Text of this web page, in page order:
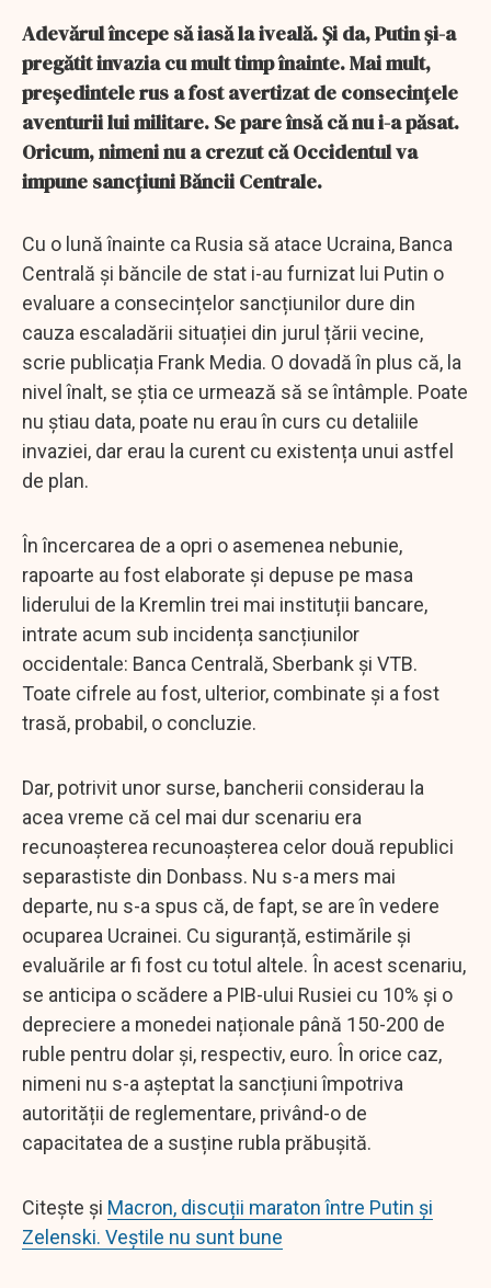
Adevărul începe să iasă la iveală. Și da, Putin și-a
pregătit invazia cu mult timp înainte. Mai mult,
președintele rus a fost avertizat de consecințele
aventurii lui militare. Se pare însă că nu i-a păsat.
Oricum, nimeni nu a crezut că Occidentul va
impune sancțiuni Băncii Centrale.
Cu o lună înainte ca Rusia să atace Ucraina, Banca
Centrală și băncile de stat i-au furnizat lui Putin o
evaluare a consecințelor sancțiunilor dure din
cauza escaladării situației din jurul țării vecine,
scrie publicația Frank Media. O dovadă în plus că, la
nivel înalt, se știa ce urmează să se întâmple. Poate
nu știau data, poate nu erau în curs cu detaliile
invaziei, dar erau la curent cu existența unui astfel
de plan.
În încercarea de a opri o asemenea nebunie,
rapoarte au fost elaborate și depuse pe masa
liderului de la Kremlin trei mai instituții bancare,
intrate acum sub incidența sancțiunilor
occidentale: Banca Centrală, Sberbank și VTB.
Toate cifrele au fost, ulterior, combinate și a fost
trasă, probabil, o concluzie.
Dar, potrivit unor surse, bancherii considerau la
acea vreme că cel mai dur scenariu era
recunoașterea recunoașterea celor două republici
separastiste din Donbass. Nu s-a mers mai
departe, nu s-a spus că, de fapt, se are în vedere
ocuparea Ucrainei. Cu siguranță, estimările și
evaluările ar fi fost cu totul altele. În acest scenariu,
se anticipa o scădere a PIB-ului Rusiei cu 10% și o
depreciere a monedei naționale până 150-200 de
ruble pentru dolar și, respectiv, euro. În orice caz,
nimeni nu s-a așteptat la sancțiuni împotriva
autorității de reglementare, privând-o de
capacitatea de a susține rubla prăbușită.
Citește și Macron, discuții maraton între Putin și
Zelenski. Veștile nu sunt bune